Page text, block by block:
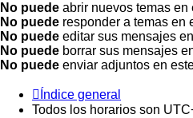
No puede abrir nuevos temas en
No puede responder a temas en
No puede editar sus mensajes
No puede borrar sus mensajes
No puede enviar adjuntos en
Índice general
Todos los horarios son